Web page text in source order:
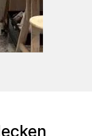
eine
durch